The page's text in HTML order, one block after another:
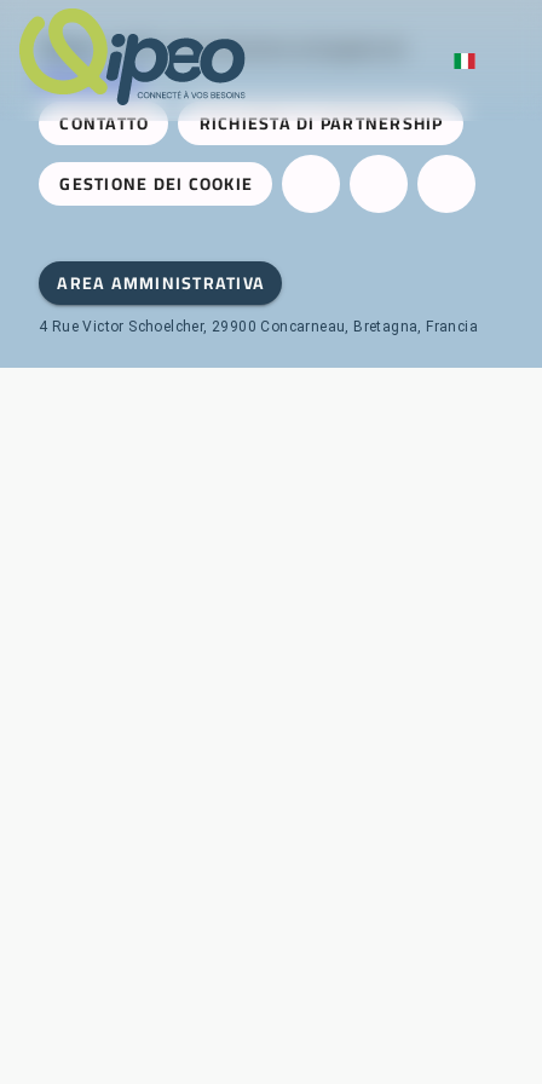
Qipeo © 2025 -Una soluzione sviluppata da
AireServices
CONTATTO
RICHIESTA DI PARTNERSHIP
GESTIONE DEI COOKIE
AREA AMMINISTRATIVA
4 Rue Victor Schoelcher, 29900 Concarneau, Bretagna, Francia